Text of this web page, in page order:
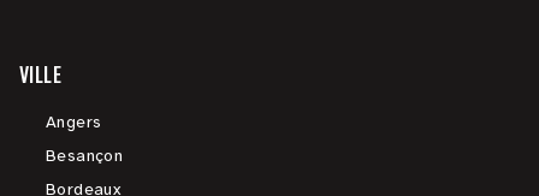
VILLE
Angers
Besançon
Bordeaux